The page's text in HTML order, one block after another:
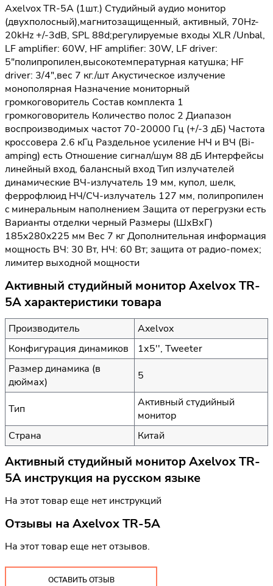
Axelvox TR-5A (1шт.) Студийный аудио монитор
(двухполосный),магнитозащищенный, активный, 70Hz-
20kHz +/-3dB, SPL 88d;регулируемые входы XLR /Unbal,
LF amplifier: 60W, HF amplifier: 30W, LF driver:
5"полипропилен,высокотемпературная катушка; HF
driver: 3/4",вес 7 кг./шт Акустическое излучение
монополярная Назначение мониторный
громкоговоритель Состав комплекта 1
громкоговоритель Количество полос 2 Диапазон
воспроизводимых частот 70-20000 Гц (+/-3 дБ) Частота
кроссовера 2.6 кГц Раздельное усиление НЧ и ВЧ (Bi-
amping) есть Отношение сигнал/шум 88 дБ Интерфейсы
линейный вход, балансный вход Тип излучателей
динамические ВЧ-излучатель 19 мм, купол, шелк,
феррофлюид НЧ/СЧ-излучатель 127 мм, полипропилен
c минеральным наполнением Защита от перегрузки есть
Варианты отделки черный Размеры (ШхВхГ)
185x280x225 мм Вес 7 кг Дополнительная информация
мощность ВЧ: 30 Вт, НЧ: 60 Вт; защита от радио-помех;
лимитер выходной мощности
Активный студийный монитор Axelvox TR-
5A характеристики товара
Производитель
Axelvox
Конфигурация динамиков
1х5'', Tweeter
Размер динамика (в
дюймах)
5
Тип
Активный студийный
монитор
Страна
Китай
Активный студийный монитор Axelvox TR-
5A инструкция на русском языке
На этот товар еще нет инструкций
Отзывы на Axelvox TR-5A
На этот товар еще нет отзывов.
ОСТАВИТЬ ОТЗЫВ